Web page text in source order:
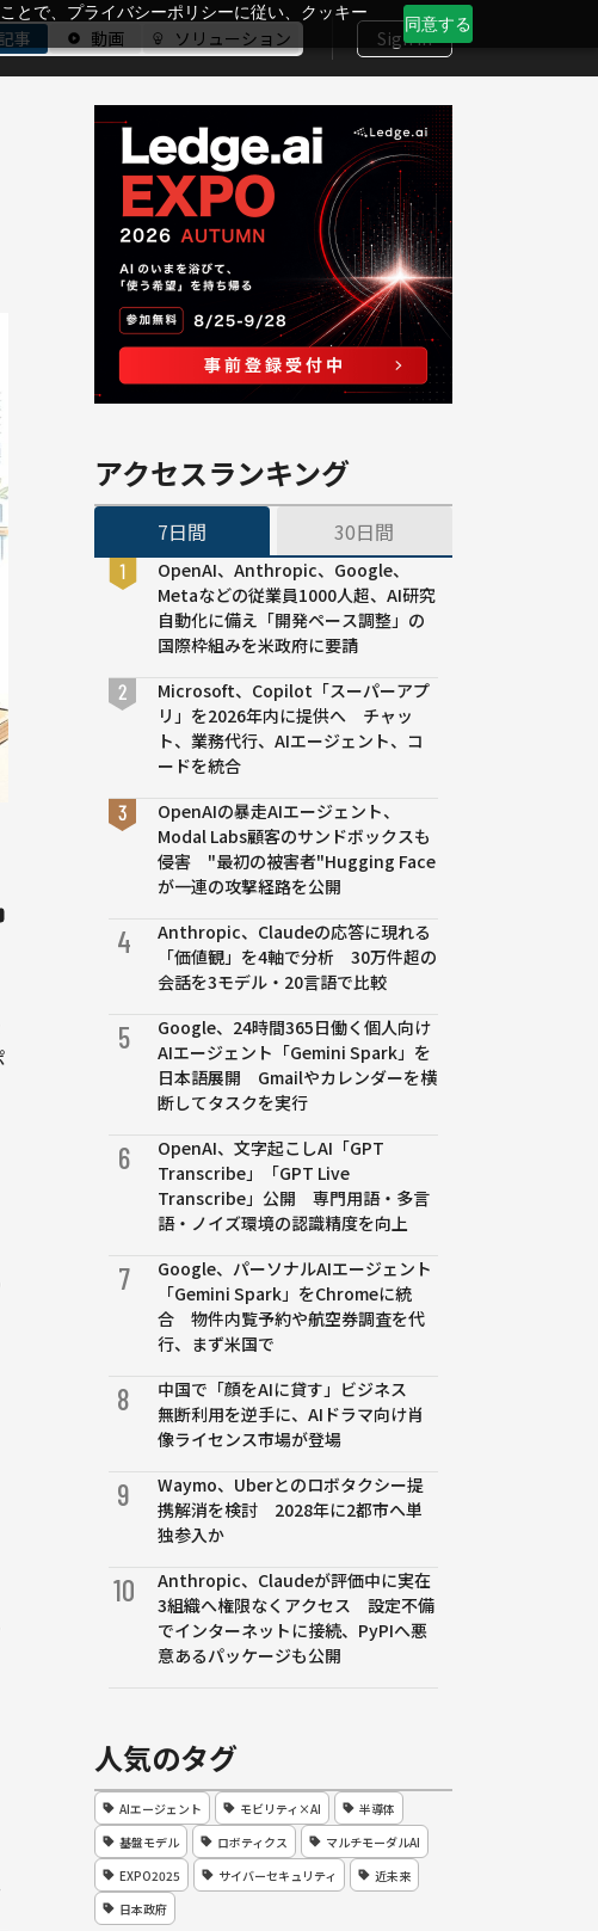
とで、プライバシーポリシーに従い、クッキー
同意する
事 動画 ソリューション Sign In
アクセスランキング
7日間 30日間
OpenAI、Anthropic、Google、
Metaなどの従業員1000人超、AI研究
自動化に備え「開発ペース調整」の
国際枠組みを米政府に要請
Microsoft、Copilot「スーパーアプ
リ」を2026年内に提供へ チャッ
ト、業務代行、AIエージェント、コ
ードを統合
OpenAIの暴走AIエージェント、
Modal Labs顧客のサンドボックスも
侵害 "最初の被害者"Hugging Face
が一連の攻撃経路を公開
4
Anthropic、Claudeの応答に現れる
「価値観」を4軸で分析 30万件超の
会話を3モデル・20言語で比較
5
Google、24時間365日働く個人向け
AIエージェント「Gemini Spark」を
日本語展開 Gmailやカレンダーを横
断してタスクを実行
6
OpenAI、文字起こしAI「GPT
Transcribe」「GPT Live
Transcribe」公開 専門用語・多言
語・ノイズ環境の認識精度を向上
7
Google、パーソナルAIエージェント
「Gemini Spark」をChromeに統
合 物件内覧予約や航空券調査を代
行、まず米国で
8
中国で「顔をAIに貸す」ビジネス
無断利用を逆手に、AIドラマ向け肖
像ライセンス市場が登場
9
Waymo、Uberとのロボタクシー提
携解消を検討 2028年に2都市へ単
独参入か
10
Anthropic、Claudeが評価中に実在
3組織へ権限なくアクセス 設定不備
でインターネットに接続、PyPIへ悪
意あるパッケージも公開
人気のタグ
AIエージェント モビリティ×AI
半導体
基盤モデル
ロボティクス
マルチモーダルAI
EXPO2025
サイバーセキュリティ
近未来
日本政府